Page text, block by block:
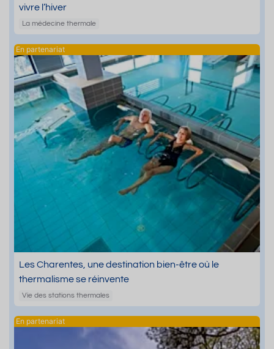
vivre l’hiver
La médecine thermale
Les Charentes, une destination bien-être où le
thermalisme se réinvente
Vie des stations thermales